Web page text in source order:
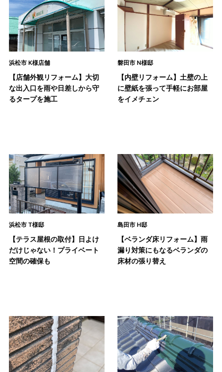
浜松市 K様店舗
【店舗外観リフォーム】大切
な出入口を雨や日差しから守
るタープを施工
磐田市 N様邸
【内壁リフォーム】土壁の上
に壁紙を張って手軽にお部屋
をイメチェン
浜松市 T様邸
【テラス屋根の取付】日よけ
だけじゃない！プライベート
空間の確保も
島田市 H邸
【ベランダ床リフォーム】雨
漏り対策にもなるベランダの
床材の張り替え